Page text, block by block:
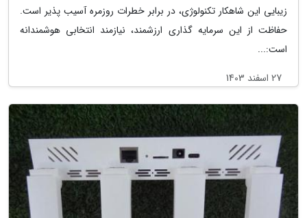
زیبایی این شاهکار تکنولوژی، در برابر خطرات روزمره آسیب پذیر است.
حفاظت از این سرمایه گذاری ارزشمند، نیازمند انتخابی هوشمندانه
است:...
27 اسفند 1403